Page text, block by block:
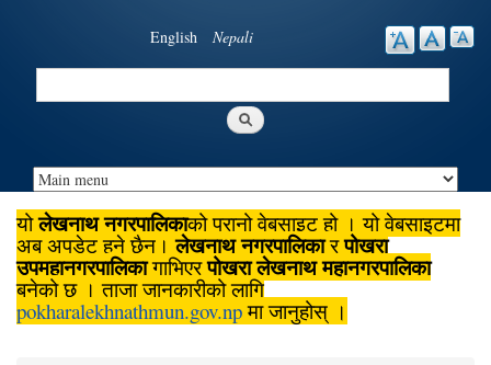
English Nepali
Search
योलेखनाथ नगरपालिकाको पुरानो वेबसाइट हो । यो वेबसाइटमा
अब अपडेट हुने छैन।लेखनाथ नगरपालिकारपोखरा
उपमहानगरपालिकागाभिएरपोखरा लेखनाथ महानगरपालिका
बनेको छ । ताजा जानकारीको लागि
pokharalekhnathmun.gov.npमा जानुहोस् ।